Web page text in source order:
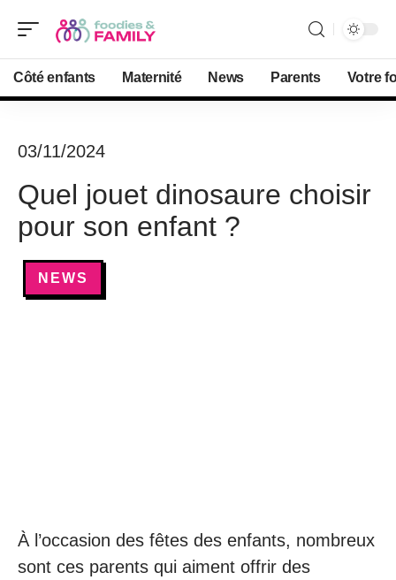
Côté enfants Maternité News Parents Votre
03/11/2024
Quel jouet dinosaure choisir
pour son enfant ?
NEWS
À l’occasion des fêtes des enfants, nombreux
sont ces parents qui aiment offrir des